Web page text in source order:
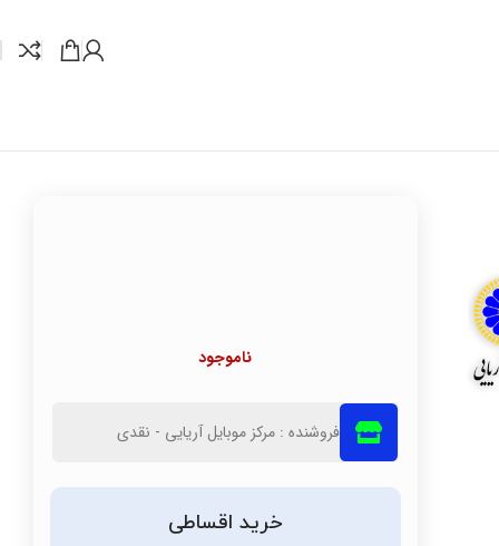
ناموجود
فروشنده : مرکز موبایل آریایی - نقدی
خرید اقساطی